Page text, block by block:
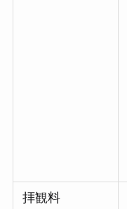
拝観料